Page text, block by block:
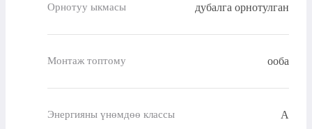
Орнотуу ыкмасы дубалга орнотулган
Монтаж топтому ооба
Энергияны үнөмдөө классы A